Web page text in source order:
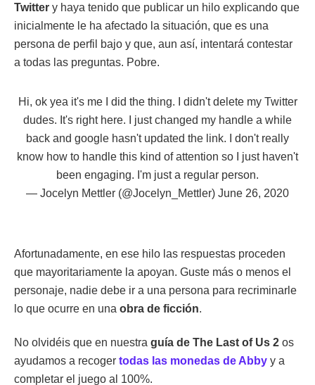
Twitter y haya tenido que publicar un hilo explicando que
inicialmente le ha afectado la situación, que es una
persona de perfil bajo y que, aun así, intentará contestar
a todas las preguntas. Pobre.
Hi, ok yea it's me I did the thing. I didn't delete my Twitter
dudes. It's right here. I just changed my handle a while
back and google hasn't updated the link. I don't really
know how to handle this kind of attention so I just haven't
been engaging. I'm just a regular person.
— Jocelyn Mettler (@Jocelyn_Mettler) June 26, 2020
Afortunadamente, en ese hilo las respuestas proceden
que mayoritariamente la apoyan. Guste más o menos el
personaje, nadie debe ir a una persona para recriminarle
lo que ocurre en una obra de ficción.
No olvidéis que en nuestra guía de The Last of Us 2 os
ayudamos a recoger todas las monedas de Abby y a
completar el juego al 100%.